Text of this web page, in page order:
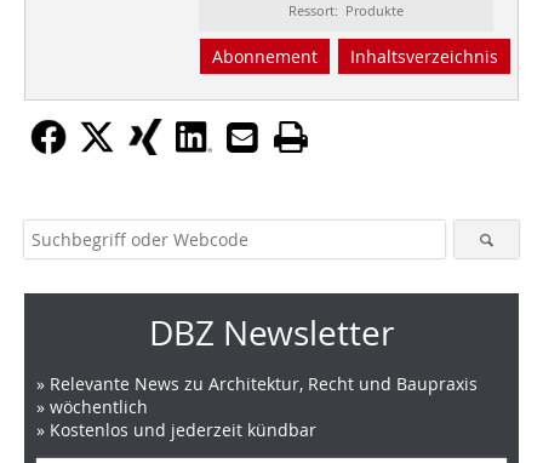
Ressort: Produkte
Abonnement Inhaltsverzeichnis
DBZ Newsletter
» Relevante News zu Architektur, Recht und Baupraxis
» wöchentlich
» Kostenlos und jederzeit kündbar